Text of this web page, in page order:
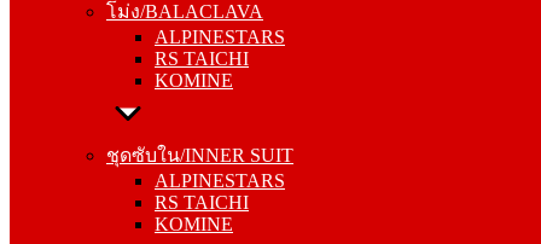
โม่ง/BALACLAVA
ALPINESTARS
RS TAICHI
KOMINE
ชุดซับใน/INNER SUIT
ALPINESTARS
RS TAICHI
KOMINE
RS TAICHI
KOMINE
ชุดซับใน/INNER SUIT
RS TAICHI
KOMINE